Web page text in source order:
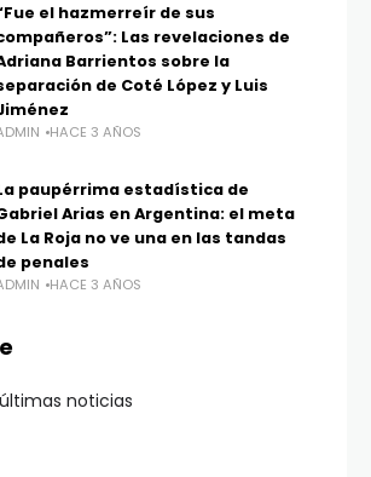
el hazmerreír de sus
Las revelaciones de
Barrientos sobre la
de Coté López y Luis
HACE 3 AÑOS
paupérrima estadística de
Arias en Argentina: el meta
La Roja no ve una en las tandas
penales
HACE 3 AÑOS
noticias